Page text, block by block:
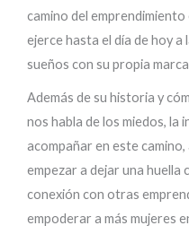
camino del emprendimiento
ejerce hasta el día de hoy a
sueños con su propia
Además de su historia y
nos habla de los miedos, la
acompañar en este
empezar a dejar una huella
conexión con otras
empoderar a más mujeres